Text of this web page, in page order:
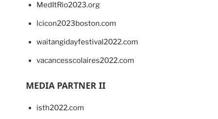
MedItRio2023.org
lcicon2023boston.com
waitangidayfestival2022.com
vacancesscolaires2022.com
MEDIA PARTNER II
isth2022.com